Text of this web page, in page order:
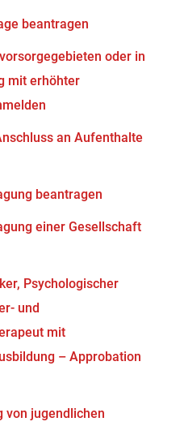
beantragen
oder in
mit erhöhter
an Aufenthalte
beantragen
einer Gesellschaft
Psychologischer
und
mit
– Approbation
von jugendlichen